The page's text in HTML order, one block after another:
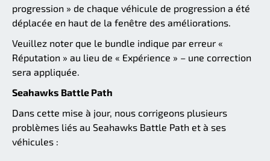
progression » de chaque véhicule de progression a été
déplacée en haut de la fenêtre des améliorations.
Veuillez noter que le bundle indique par erreur «
Réputation » au lieu de « Expérience » – une correction
sera appliquée.
Seahawks Battle Path
Dans cette mise à jour, nous corrigeons plusieurs
problèmes liés au Seahawks Battle Path et à ses
véhicules :